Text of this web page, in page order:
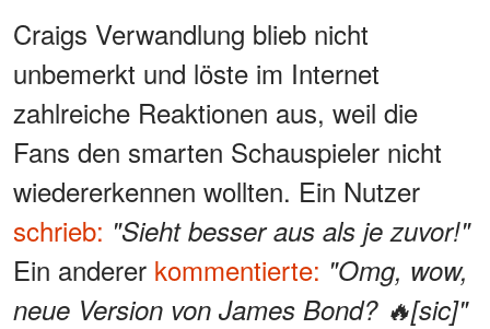
Craigs Verwandlung blieb nicht
unbemerkt und löste im Internet
zahlreiche Reaktionen aus, weil die
Fans den smarten Schauspieler nicht
wiedererkennen wollten. Ein Nutzer
schrieb: "Sieht besser aus als je zuvor!"
Ein anderer kommentierte: "Omg, wow,
neue Version von James Bond? 🔥[sic]"